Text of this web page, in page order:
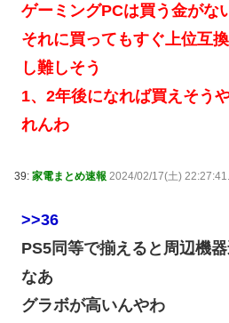
ゲーミングPCは買う金がな
それに買ってもすぐ上位互
し難しそう
1、2年後になれば買えそう
れんわ
39: 家電まとめ速報 2024/02/17(土)
>>36
PS5同等で揃えると周辺機
なあ
グラボが高いんやわ